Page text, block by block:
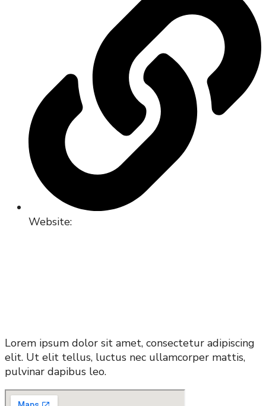
Website:
Lorem ipsum dolor sit amet, consectetur adipiscing
elit. Ut elit tellus, luctus nec ullamcorper mattis,
pulvinar dapibus leo.